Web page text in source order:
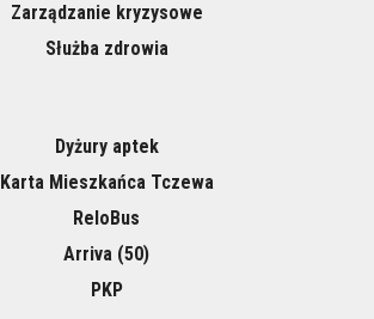
Zarządzanie kryzysowe
Służba zdrowia
Dyżury aptek
Karta Mieszkańca Tczewa
ReloBus
Arriva (50)
PKP